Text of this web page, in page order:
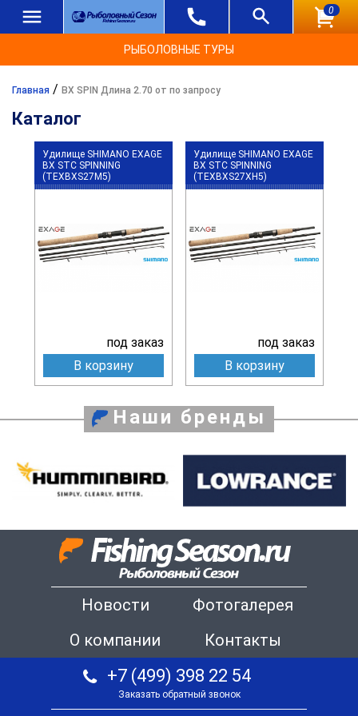
0
РЫБОЛОВНЫЕ ТУРЫ
Главная / BX SPIN Длина 2.70 от по запросу
Каталог
Удилище SHIMANO EXAGE
BX STC SPINNING
(TEXBXS27M5)
под заказ
В корзину
Удилище SHIMANO EXAGE
BX STC SPINNING
(TEXBXS27XH5)
под заказ
В корзину
Наши бренды
Новости
Фотогалерея
О компании
Контакты
+7 (499) 398 22 54
Заказать обратный звонок